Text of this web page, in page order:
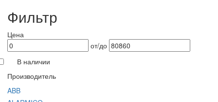
Фильтр
Цена
от/до
В наличии
Производитель
ABB